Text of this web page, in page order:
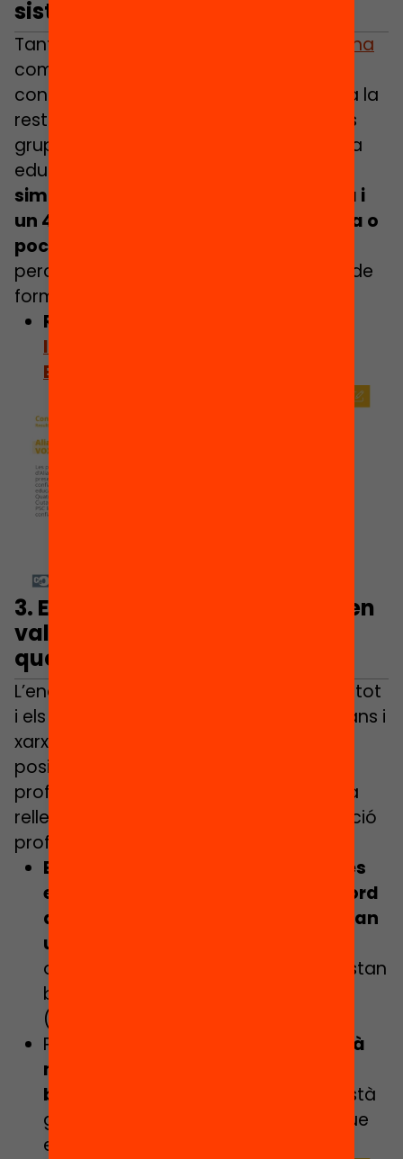
sistema educatiu català
Tant els simpatitzants
d’Aliança Catalana
com els de
confiança clarament inferior respecte a la
resta de formacions polítiques. Aquests
grups són els més crítics amb el sistema
educatiu català:
simpatitzants amb Aliança Catalana i
un 43% de Vox no tenen cap confiança o
poca en el sistema educatiu català
percentatges molt superiors a la resta de
formacions polítiques.
Relacionat:
l’extrema dreta per “reeducar”
Europa
3. Els professors, socialment ben
valorats però amb la creença
que estan mal valorats
L’enquesta del CEO també mostra que, tot
i els relats àmpliament difosos per mitjans i
xarxes socials, la societat valora
positivament la tasca dels mestres i
professors, especialment pel que fa a la
rellevància de la seva feina i la preparació
professional:
El 78% de les persones enquestades
està molt d’acord o bastant d’acord
amb què els mestres i professors fan
una feina rellevant
oferir el millor servei públic (58%) i estan
ben preparats per fer la seva feina
(55%).
Però, per contra,
només un 36% està
molt o bastant d’acord que estan
ben valorats socialment
(el 57% està
gens d’acord o una mica d’acord que
estiguin ben valorats).